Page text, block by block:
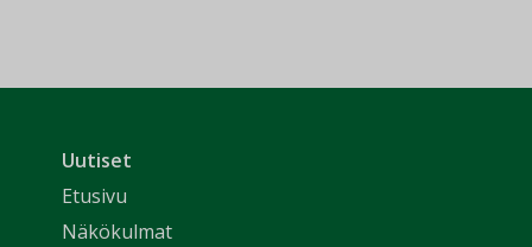
Uutiset
Etusivu
Näkökulmat